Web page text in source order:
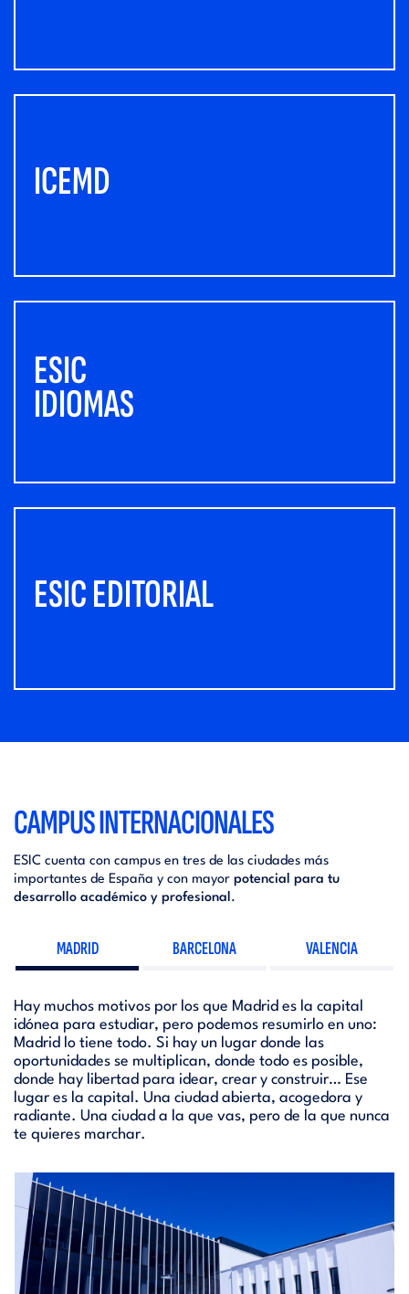
ICEMD
ESIC
IDIOMAS
ESIC EDITORIAL
CAMPUS INTERNACIONALES
ESIC cuenta con campus en tres de las ciudades más
importantes de España y con mayor potencial para tu
desarrollo académico y profesional .
MADRID BARCELONA VALENCIA
Hay muchos motivos por los que Madrid es la capital
idónea para estudiar, pero podemos resumirlo en uno:
Madrid lo tiene todo. Si hay un lugar donde las
oportunidades se multiplican, donde todo es posible,
donde hay libertad para idear, crear y construir… Ese
lugar es la capital. Una ciudad abierta, acogedora y
radiante. Una ciudad a la que vas, pero de la que nunca
te quieres marchar.